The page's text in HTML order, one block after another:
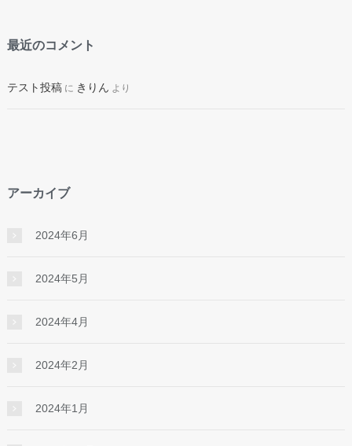
最近のコメント
テスト投稿 に きりん より
アーカイブ
2024年6月
2024年5月
2024年4月
2024年2月
2024年1月